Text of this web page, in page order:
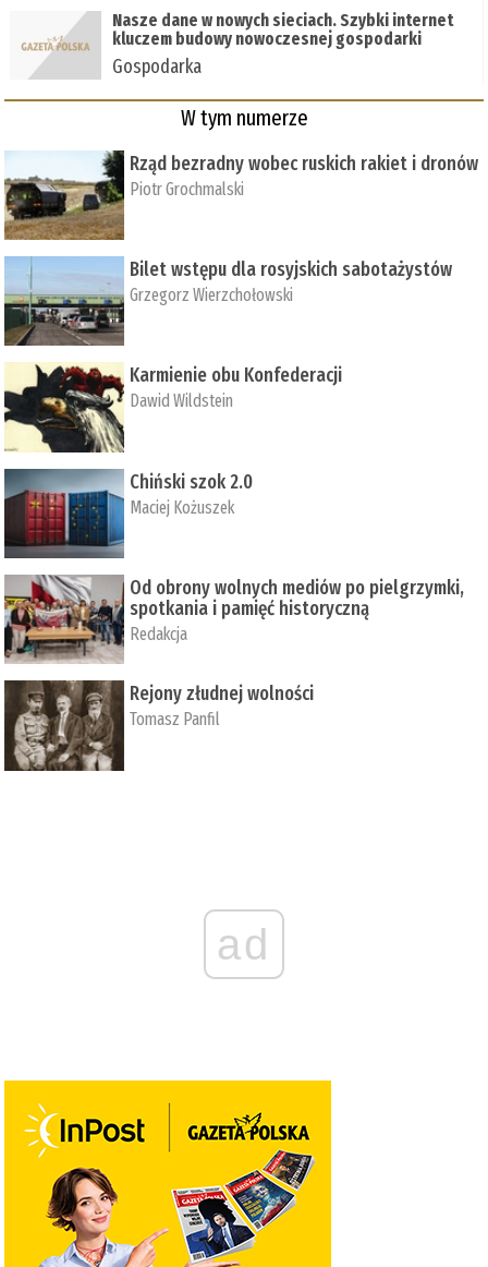
Nasze dane w nowych sieciach. Szybki internet
kluczem budowy nowoczesnej gospodarki
Gospodarka
W tym numerze
Rząd bezradny wobec ruskich rakiet i dronów
Piotr Grochmalski
Bilet wstępu dla rosyjskich sabotażystów
Grzegorz Wierzchołowski
Karmienie obu Konfederacji
Dawid Wildstein
Chiński szok 2.0
Maciej Kożuszek
Od obrony wolnych mediów po pielgrzymki,
spotkania i pamięć historyczną
Redakcja
Rejony złudnej wolności
Tomasz Panfil
ad